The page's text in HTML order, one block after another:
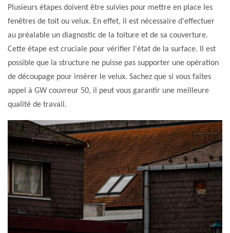
Plusieurs étapes doivent être suivies pour mettre en place les
fenêtres de toit ou velux. En effet, il est nécessaire d'effectuer
au préalable un diagnostic de la toiture et de sa couverture.
Cette étape est cruciale pour vérifier l'état de la surface. Il est
possible que la structure ne puisse pas supporter une opération
de découpage pour insérer le velux. Sachez que si vous faites
appel à GW couvreur 50, il peut vous garantir une meilleure
qualité de travail.